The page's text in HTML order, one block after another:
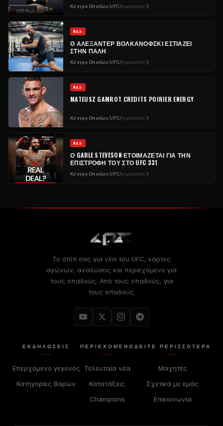
Κέντρο Οπαδών UFCΑύγουστος 6
NΈΑ
Ο ΑΛΕΞΆΝΤΕΡ ΒΟΛΚΑΝΌΦΣΚΙ ΕΣΤΙΆΖΕΙ
ΣΤΗΝ ΠΆΛΗ
Κέντρο Οπαδών UFCΑύγουστος 6
NΈΑ
MATEUSZ GAMROT CREDITS POIRIER ENERGY
Κέντρο Οπαδών UFCΑύγουστος 6
NΈΑ
Ο GABLE STEVESON ΕΤΟΙΜΆΖΕΤΑΙ ΓΙΑ ΤΗΝ
ΕΠΙΣΤΡΟΦΉ ΤΟΥ ΣΤΟ UFC 331
Κέντρο Οπαδών UFCΑύγουστος 6
Το σπίτι σας για νέα του UFC, κάρτες
αγώνων, αναλύσεις και περιεχόμενο για
τους οπαδούς. Από τους οπαδούς, για
τους οπαδούς.
ΕΚΔΗΛΏΣΕΙΣ
Επερχόμενο γεγονός
Κατηγορίες Βαρών
ΠΕΡΙΕΧΌΜΕΝΟ
Τελευταία νέα
Κατατάξεις
Champions
ΔΕΊΤΕ ΠΕΡΙΣΣΟΤΕΡΑ
Μαχητές
Σχετικά με εμάς
Επικοινωνία